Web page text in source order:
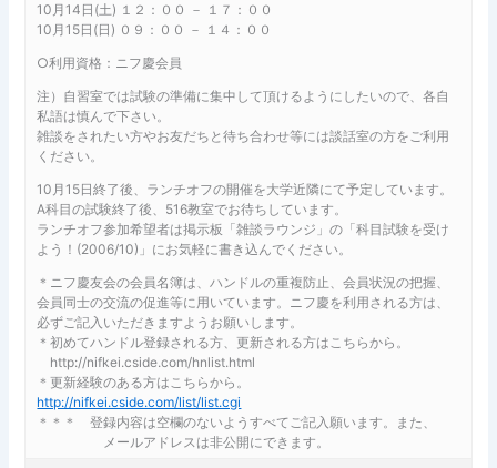
10月14日(土) １２：００ － １７：００
10月15日(日) ０９：００ － １４：００
○利用資格：ニフ慶会員
注）自習室では試験の準備に集中して頂けるようにしたいので、各自
私語は慎んで下さい。
雑談をされたい方やお友だちと待ち合わせ等には談話室の方をご利用
ください。
10月15日終了後、ランチオフの開催を大学近隣にて予定しています。
A科目の試験終了後、516教室でお待ちしています。
ランチオフ参加希望者は掲示板「雑談ラウンジ」の「科目試験を受け
よう！(2006/10)」にお気軽に書き込んでください。
＊ニフ慶友会の会員名簿は、ハンドルの重複防止、会員状況の把握、
会員同士の交流の促進等に用いています。ニフ慶を利用される方は、
必ずご記入いただきますようお願いします。
＊初めてハンドル登録される方、更新される方はこちらから。
http://nifkei.cside.com/hnlist.html
＊更新経験のある方はこちらから。
http://nifkei.cside.com/list/list.cgi
＊＊＊ 登録内容は空欄のないようすべてご記入願います。また、
メールアドレスは非公開にできます。